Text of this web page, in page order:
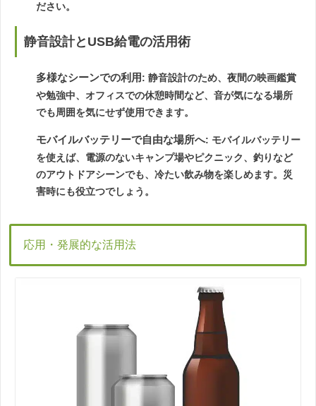
ださい。
静音設計とUSB給電の活用術
多様なシーンでの利用: 静音設計のため、夜間の映画鑑賞
や勉強中、オフィスでの休憩時間など、音が気になる場所
でも周囲を気にせず使用できます。
モバイルバッテリーで自由な場所へ: モバイルバッテリー
を使えば、電源のないキャンプ場やピクニック、釣りなど
のアウトドアシーンでも、冷たい飲み物を楽しめます。災
害時にも役立つでしょう。
応用・発展的な活用法